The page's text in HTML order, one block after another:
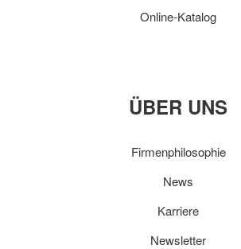
Online-Katalog
ÜBER UNS
Firmenphilosophie
News
Karriere
Newsletter